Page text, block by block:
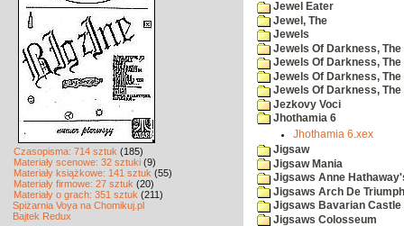
Czasopisma: 714 sztuk (185)
Materiały scenowe: 32 sztuki (9)
Materiały książkowe: 141 sztuk (55)
Materiały firmowe: 27 sztuk (20)
Materiały o grach: 351 sztuk (211)
Spiżarnia Voya na Chomikuj.pl
Bajtek Redux
Jewel Eater
Jewel, The
Jewels
Jewels Of Darkness, The
Jewels Of Darkness,
Jewels Of Darkness,
Jewels Of Darkness,
Jezkovy Voci
Jhothamia 6
Jhothamia 6.xex
Jigsaw
Jigsaw Mania
Jigsaws Anne
Jigsaws Arch De Triumph
Jigsaws Bavarian Castle
Jigsaws Colosseum